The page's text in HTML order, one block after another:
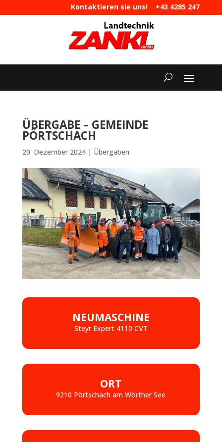
Kontaktieren sie uns! +43 4285 247
|maschinen@landtechnik-zankl.at
ÜBERGABE – GEMEINDE
PÖRTSCHACH
20. Dezember 2024| Übergaben
NEUMASCHINE
Steyr Expert 4110 CVT
ORT
9210 Pörtschach am Wörther See